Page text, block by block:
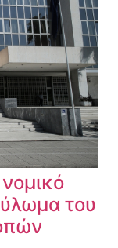
του